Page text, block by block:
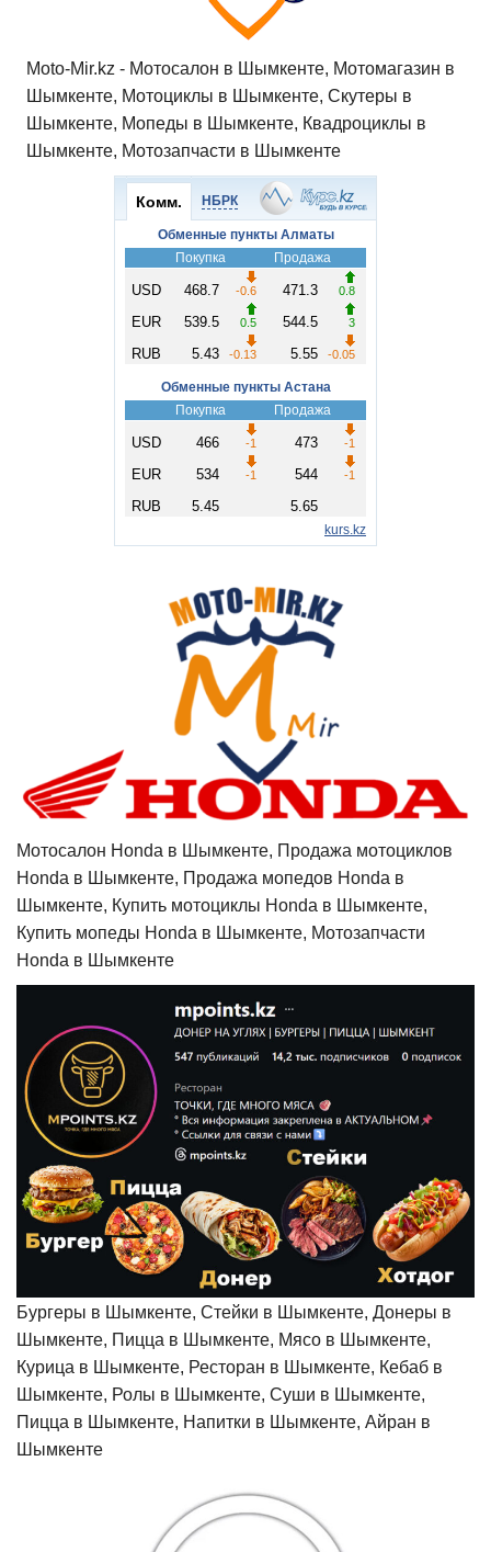
Moto-Mir.kz - Мотосалон в Шымкенте, Мотомагазин в
Шымкенте, Мотоциклы в Шымкенте, Скутеры в
Шымкенте, Мопеды в Шымкенте, Квадроциклы в
Шымкенте, Мотозапчасти в Шымкенте
Мотосалон Honda в Шымкенте, Продажа мотоциклов
Honda в Шымкенте, Продажа мопедов Honda в
Шымкенте, Купить мотоциклы Honda в Шымкенте,
Купить мопеды Honda в Шымкенте, Мотозапчасти
Honda в Шымкенте
Бургеры в Шымкенте, Стейки в Шымкенте, Донеры в
Шымкенте, Пицца в Шымкенте, Мясо в Шымкенте,
Курица в Шымкенте, Ресторан в Шымкенте, Кебаб в
Шымкенте, Ролы в Шымкенте, Суши в Шымкенте,
Пицца в Шымкенте, Напитки в Шымкенте, Айран в
Шымкенте